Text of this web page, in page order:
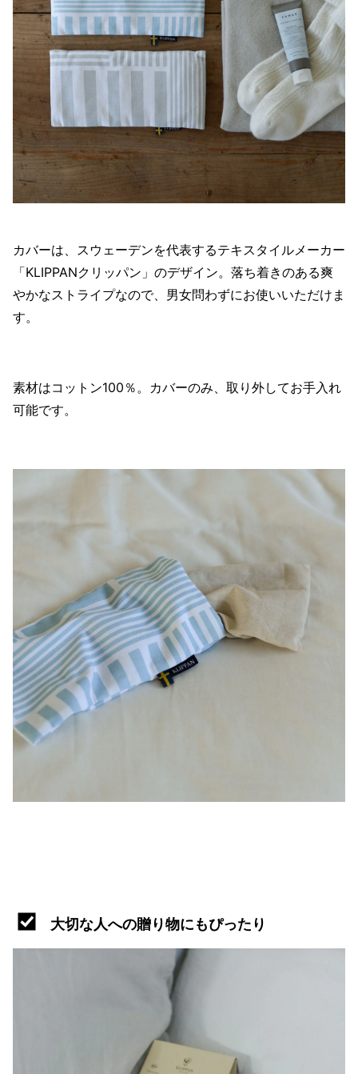
カバーは、スウェーデンを代表するテキスタイルメーカー
「KLIPPANクリッパン」のデザイン。落ち着きのある爽
やかなストライプなので、男女問わずにお使いいただけま
す。
素材はコットン100％。カバーのみ、取り外してお手入れ
可能です。
大切な人への贈り物にもぴったり